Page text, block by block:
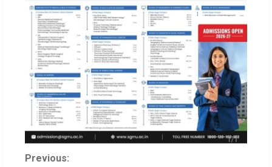
C
Previous: